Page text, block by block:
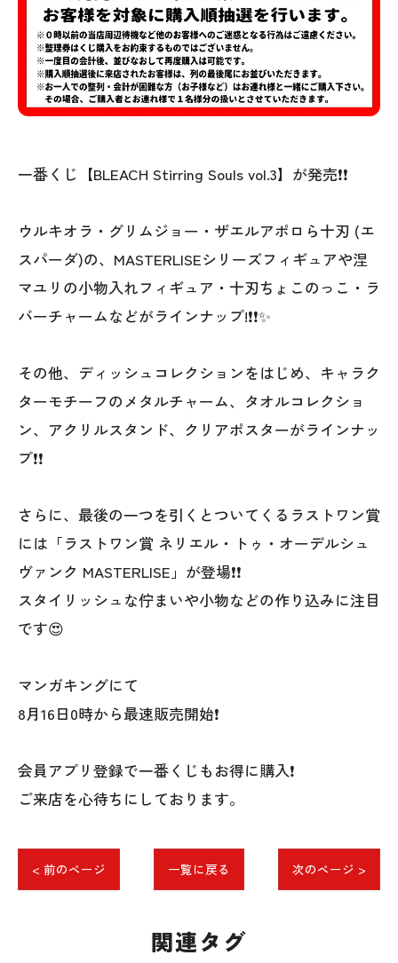
一番くじ【BLEACH Stirring Souls vol.3】が発売❗❗
ウルキオラ・グリムジョー・ザエルアポロら十刃 (エ
スパーダ)の、MASTERLISEシリーズフィギュアや涅
マユリの小物入れフィギュア・十刃ちょこのっこ・ラ
バーチャームなどがラインナップ!❗❗✨
その他、ディッシュコレクションをはじめ、キャラク
ターモチーフのメタルチャーム、タオルコレクショ
ン、アクリルスタンド、クリアポスターがラインナッ
プ❗❗
さらに、最後の一つを引くとついてくるラストワン賞
には「ラストワン賞 ネリエル・トゥ・オーデルシュ
ヴァンク MASTERLISE」が登場❗❗
スタイリッシュな佇まいや小物などの作り込みに注目
です😍
マンガキングにて
8月16日0時から最速販売開始❗
会員アプリ登録で一番くじもお得に購入❗
ご来店を心待ちにしております。
< 前のページ 一覧に戻る 次のページ >
関連タグ